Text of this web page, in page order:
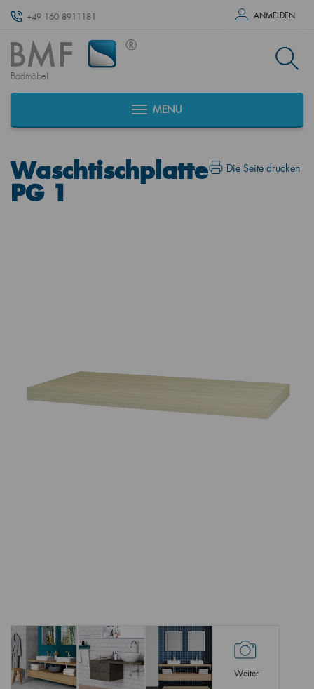
+49 160 8911181 ANMELDEN
Badmöbel
MENU
Die Seite drucken
Waschtischplatte
PG 1
Weiter